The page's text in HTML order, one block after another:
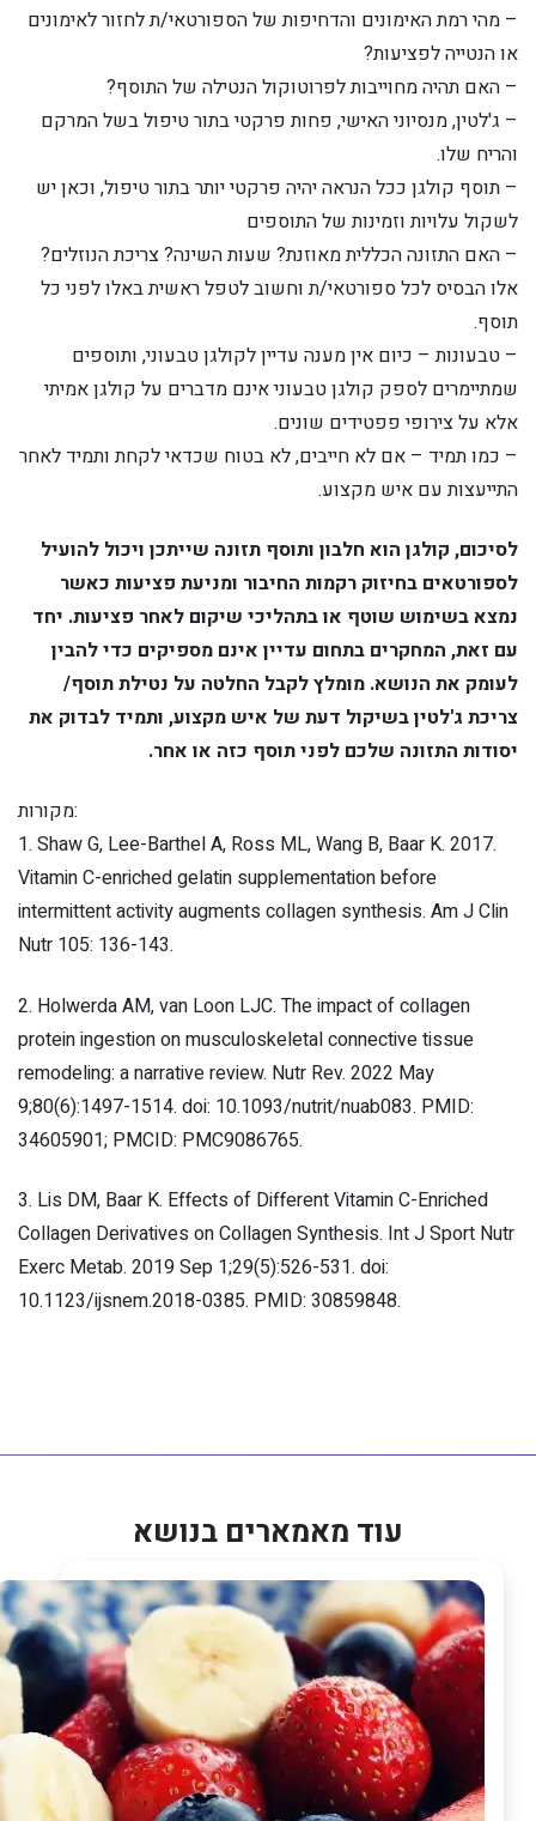
– מהי רמת האימונים והדחיפות של הספורטאי/ת לחזור לאימונים
או הנטייה לפציעות?
– האם תהיה מחוייבות לפרוטוקול הנטילה של התוסף?
– ג'לטין, מנסיוני האישי, פחות פרקטי בתור טיפול בשל המרקם
והריח שלו.
– תוסף קולגן ככל הנראה יהיה פרקטי יותר בתור טיפול, וכאן יש
לשקול עלויות וזמינות של התוספים
– האם התזונה הכללית מאוזנת? שעות השינה? צריכת הנוזלים?
אלו הבסיס לכל ספורטאי/ת וחשוב לטפל ראשית באלו לפני כל
תוסף.
– טבעונות – כיום אין מענה עדיין לקולגן טבעוני, ותוספים
שמתיימרים לספק קולגן טבעוני אינם מדברים על קולגן אמיתי
אלא על צירופי פפטידים שונים.
– כמו תמיד – אם לא חייבים, לא בטוח שכדאי לקחת ותמיד לאחר
התייעצות עם איש מקצוע.
לסיכום, קולגן הוא חלבון ותוסף תזונה שייתכן ויכול להועיל
לספורטאים בחיזוק רקמות החיבור ומניעת פציעות כאשר
נמצא בשימוש שוטף או בתהליכי שיקום לאחר פציעות. יחד
עם זאת, המחקרים בתחום עדיין אינם מספיקים כדי להבין
לעומק את הנושא. מומלץ לקבל החלטה על נטילת תוסף/
צריכת ג'לטין בשיקול דעת של איש מקצוע, ותמיד לבדוק את
יסודות התזונה שלכם לפני תוסף כזה או אחר.
1. Shaw G, Lee-Barthel A, Ross ML, Wang B, Baar K. 2017.
Vitamin C-enriched gelatin supplementation before
intermittent activity augments collagen synthesis. Am J Clin
Nutr 105: 136-143.
2. Holwerda AM, van Loon LJC. The impact of collagen
protein ingestion on musculoskeletal connective tissue
remodeling: a narrative review. Nutr Rev. 2022 May
9;80(6):1497-1514. doi: 10.1093/nutrit/nuab083. PMID:
34605901; PMCID: PMC9086765.
3. Lis DM, Baar K. Effects of Different Vitamin C-Enriched
Collagen Derivatives on Collagen Synthesis. Int J Sport Nutr
Exerc Metab. 2019 Sep 1;29(5):526-531. doi:
10.1123/ijsnem.2018-0385. PMID: 30859848.
עוד מאמארים בנושא